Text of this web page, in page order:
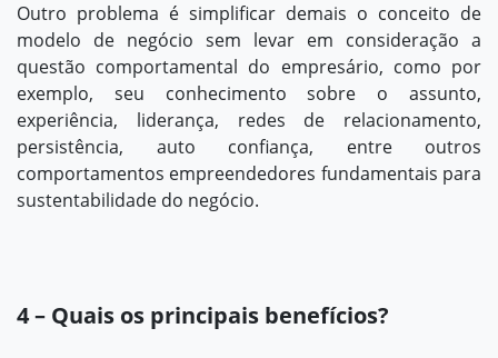
Outro problema é simplificar demais o conceito de
modelo de negócio sem levar em consideração a
questão comportamental do empresário, como por
exemplo, seu conhecimento sobre o assunto,
experiência, liderança, redes de relacionamento,
persistência, auto confiança, entre outros
comportamentos empreendedores fundamentais para
sustentabilidade do negócio.
4 – Quais os principais benefícios?